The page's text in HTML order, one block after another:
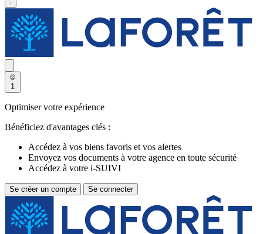
1
Optimiser votre expérience
Bénéficiez d'avantages clés :
Accédez à vos biens favoris et vos alertes
Envoyez vos documents à votre agence en toute sécurité
Accédez à votre i-SUIVI
Se créer un compte Se connecter